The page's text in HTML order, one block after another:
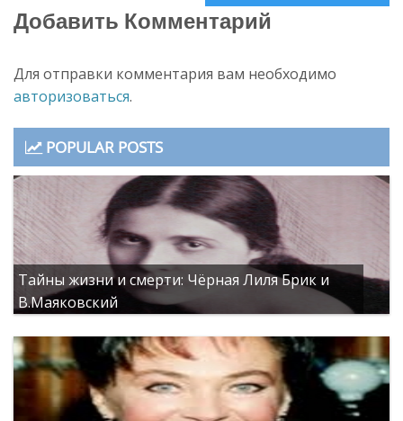
Добавить Комментарий
Для отправки комментария вам необходимо
авторизоваться.
POPULAR POSTS
Тайны жизни и смерти: Чёрная Лиля Брик и
В.Маяковский